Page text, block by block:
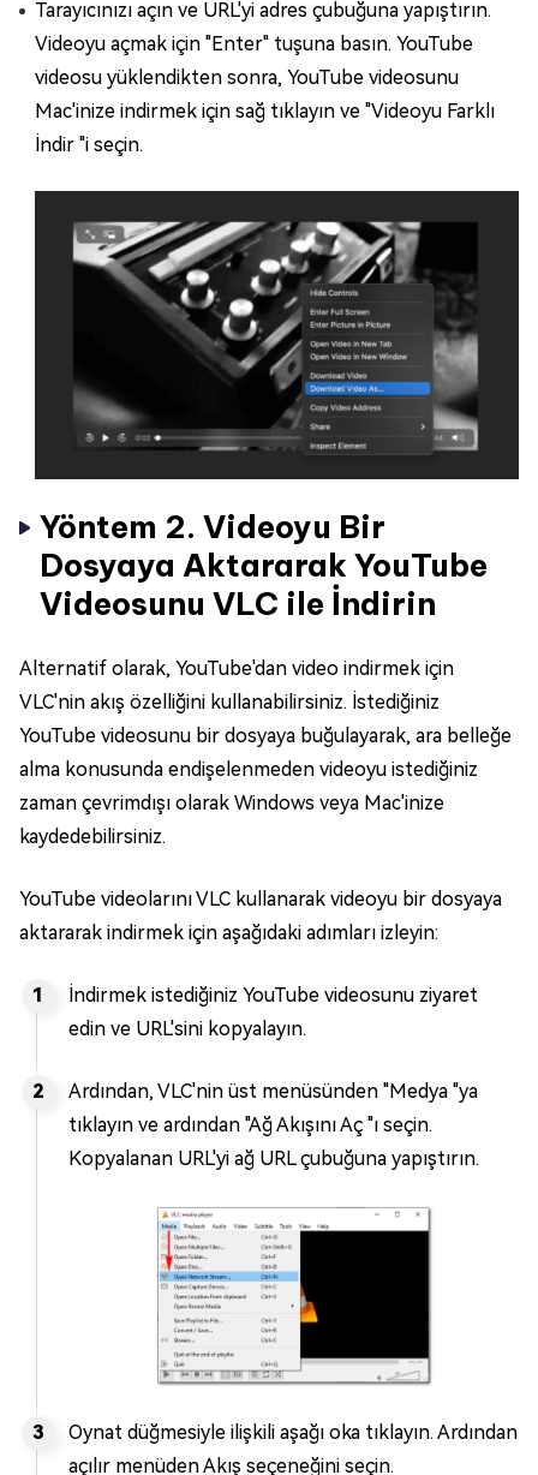
Tarayıcınızı açın ve URL'yi adres çubuğuna yapıştırın.
Videoyu açmak için "Enter" tuşuna basın. YouTube
videosu yüklendikten sonra, YouTube videosunu
Mac'inize indirmek için sağ tıklayın ve "Videoyu Farklı
İndir "i seçin.
Yöntem 2. Videoyu Bir
Dosyaya Aktararak YouTube
Videosunu VLC ile İndirin
Alternatif olarak, YouTube'dan video indirmek için
VLC'nin akış özelliğini kullanabilirsiniz. İstediğiniz
YouTube videosunu bir dosyaya buğulayarak, ara belleğe
alma konusunda endişelenmeden videoyu istediğiniz
zaman çevrimdışı olarak Windows veya Mac'inize
kaydedebilirsiniz.
YouTube videolarını VLC kullanarak videoyu bir dosyaya
aktararak indirmek için aşağıdaki adımları izleyin:
İndirmek istediğiniz YouTube videosunu ziyaret
edin ve URL'sini kopyalayın.
Ardından, VLC'nin üst menüsünden "Medya "ya
tıklayın ve ardından "Ağ Akışını Aç "ı seçin.
Kopyalanan URL'yi ağ URL çubuğuna yapıştırın.
Oynat düğmesiyle ilişkili aşağı oka tıklayın. Ardından
açılır menüden Akış seçeneğini seçin.